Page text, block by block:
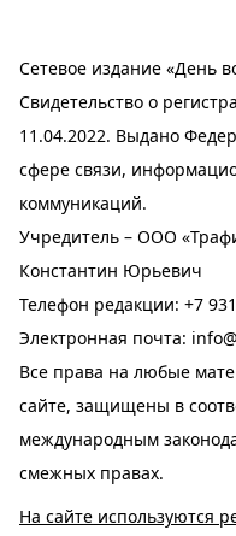
Сетевое издание «День
Свидетельство о
11.04.2022. Выдано
сфере связи,
коммуникаций.
Учредитель – ООО
Константин Юрьевич
Телефон редакции: +7
Электронная почта:
Все права на любые
сайте, защищены в
международным
смежных правах.
На сайте используются